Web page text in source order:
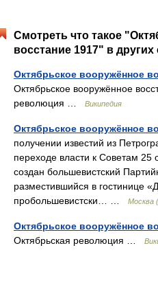
Смотреть что такое
восстание 1917" в других
Октябрьское вооружённое
Октябрьское вооружённое
революция …
Википедия
Октябрьское вооружённое
получении известий из
переходе власти к Советам 25
создан большевистский
разместившийся в гостинице
пробольшевистски… …
Москва
Октябрьское вооружённое
Октябрьская революция …